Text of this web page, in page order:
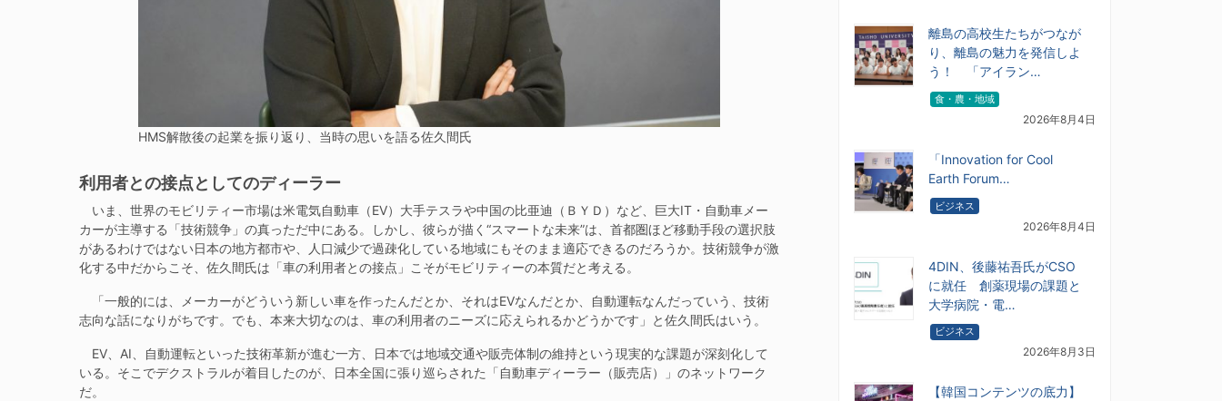
HMS解散後の起業を振り返り、当時の思いを語る佐久間氏
利用者との接点としてのディーラー
いま、世界のモビリティー市場は米電気自動車（EV）大手テスラや中国の比亜迪（ＢＹＤ）など、巨大IT・自動車メー
カーが主導する「技術競争」の真っただ中にある。しかし、彼らが描く“スマートな未来”は、首都圏ほど移動手段の選択肢
があるわけではない日本の地方都市や、人口減少で過疎化している地域にもそのまま適応できるのだろうか。技術競争が激
化する中だからこそ、佐久間氏は「車の利用者との接点」こそがモビリティーの本質だと考える。
「一般的には、メーカーがどういう新しい車を作ったんだとか、それはEVなんだとか、自動運転なんだっていう、技術
志向な話になりがちです。でも、本来大切なのは、車の利用者のニーズに応えられるかどうかです」と佐久間氏はいう。
EV、AI、自動運転といった技術革新が進む一方、日本では地域交通や販売体制の維持という現実的な課題が深刻化して
いる。そこでデクストラルが着目したのが、日本全国に張り巡らされた「自動車ディーラー（販売店）」のネットワーク
だ。
離島の高校生たちがつなが
り、離島の魅力を発信しよ
う！ 「アイラン…
食・農・地域
2026年8月4日
「Innovation for Cool
Earth Forum…
ビジネス
2026年8月4日
4DIN、後藤祐吾氏がCSO
に就任 創薬現場の課題と
大学病院・電…
ビジネス
2026年8月3日
【韓国コンテンツの底力】